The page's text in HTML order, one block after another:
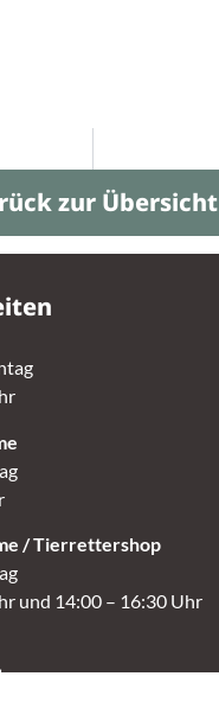
zur Übersicht
/ Tierrettershop
und 14:00 – 16:30 Uhr